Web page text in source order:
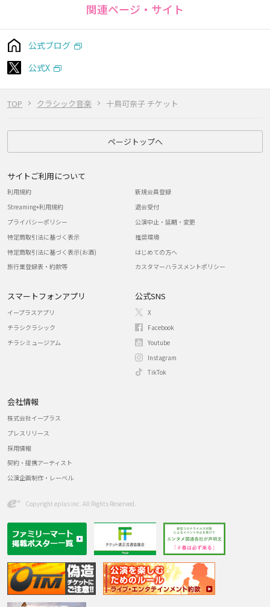
TOP クラシック音楽 十鳥可奈子 チケット
関連ページ・サイト
公式ブログ
公式X
ページトップへ
サイトご利用について
利用規約
Streaming+利用規約
プライバシーポリシー
特定商取引法に基づく表示
特定商取引法に基づく表示(お酒)
旅行業登録表・約款等
新規会員登録
退会受付
公演中止・延期・変更
推奨環境
はじめての方へ
カスタマーハラスメントポリシー
スマートフォンアプリ
イープラスアプリ
チラシクラシック
チラシミュージアム
公式SNS
X
Facebook
Youtube
Instagram
TikTok
会社情報
株式会社イープラス
プレスリリース
採用情報
契約・提携アーティスト
公演企画制作・レーベル
Copyright eplus inc. All Rights Reserved.